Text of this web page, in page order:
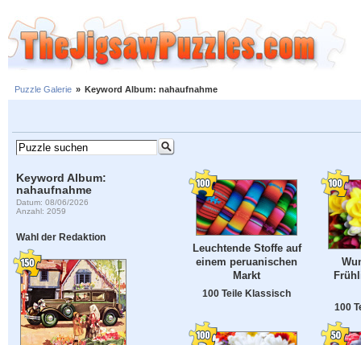
Puzzle Galerie » Keyword Album: nahaufnahme
Keyword Album:
nahaufnahme
Datum: 08/06/2026
Anzahl: 2059
Wahl der Redaktion
Leuchtende Stoffe auf
einem peruanischen
Markt
100 Teile Klassisch
100